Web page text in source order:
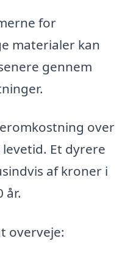
for
materialer kan
gennem
over
Et dyrere
af kroner i
år.
overveje: